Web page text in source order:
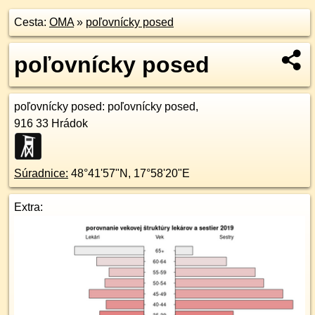
Cesta: OMA» poľovnícky posed
poľovnícky posed
poľovnícky posed: poľovnícky posed,
916 33 Hrádok
Súradnice: 48°41'57"N , 17°58'20"E
Extra: